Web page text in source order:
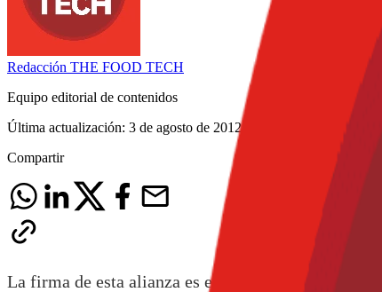
Redacción THE FOOD TECH
Equipo editorial de contenidos
Última actualización: 3 de agosto de 2012
Compartir
La firma de esta alianza es el punto de partida